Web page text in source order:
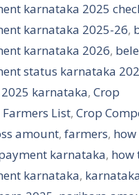
karnataka 2025
karnataka 2025-26,
karnataka 2026, bele
status karnataka
karnataka, Crop
List, Crop
amount, farmers,
karnataka, how
karnataka, karnataka